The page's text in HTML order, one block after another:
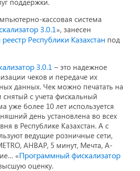
кассовая система
3.0.1 », занесен
Республики Казахстан под
3.0.1 – это надежное
чеков и передаче их
данных. Чек можно печатать на
с учета фискальный
уже более 10 лет используется
день установлена во всех
в Республике Казахстан. А с
ведущие розничные сети,
АНВАР, 5 минут, Мечта, A-
«Программный фискализатор
оценку.